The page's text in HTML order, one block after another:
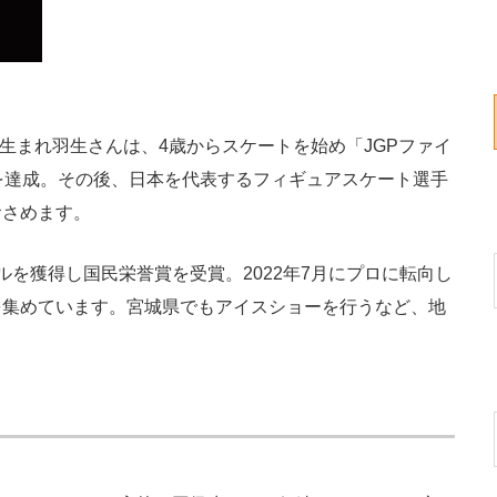
れ羽生さんは、4歳からスケートを始め「JGPファイ
成。その後、日本を代表するフィギュアスケート選手
めます。
獲得し国民栄誉賞を受賞。2022年7月にプロに転向し
めています。宮城県でもアイスショーを行うなど、地